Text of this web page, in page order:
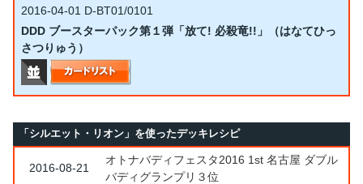
2016-04-01 D-BT01/0101
DDD ブースターパック第１弾「放て! 必殺竜!!」（はなてひっ
さつりゅう）
「シルエット・リオン」を使ったデッキレシピ
2016-08-21
オトナバディフェスタ2016 1st 名古屋 ダブル
バディグランプリ３位